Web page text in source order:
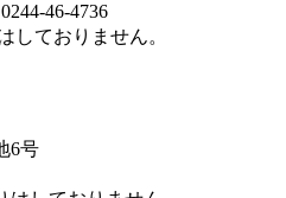
46-4736
しておりません。
6号